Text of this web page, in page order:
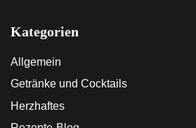
Kategorien
Allgemein
Getränke und Cocktails
Herzhaftes